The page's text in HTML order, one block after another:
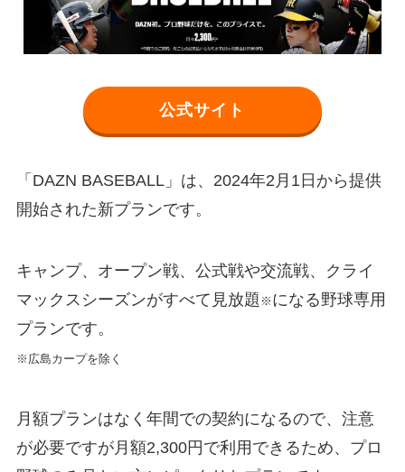
公式サイト
「DAZN BASEBALL」は、2024年2月1日から提供
開始された新プランです。
キャンプ、オープン戦、公式戦や交流戦、クライ
マックスシーズンがすべて見放題 ※ になる野球専用
プランです。
※広島カープを除く
月額プランはなく年間での契約になるので、注意
が必要ですが月額2,300円で利用できるため、プロ